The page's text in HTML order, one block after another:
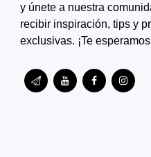
y únete a nuestra
recibir inspiración, tips y
exclusivas. ¡Te